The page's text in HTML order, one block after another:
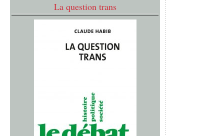
La question trans